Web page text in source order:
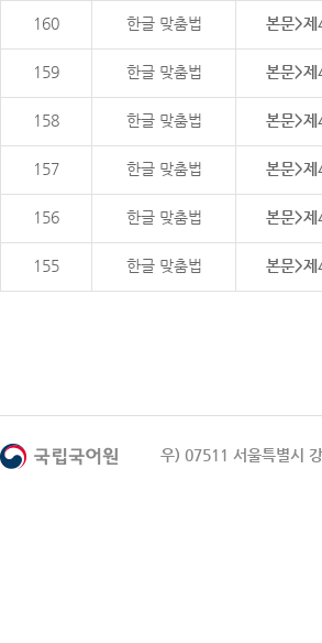
160 한글 맞춤법 본문>
159 한글 맞춤법 본문>
158 한글 맞춤법 본문>
157 한글 맞춤법 본문>
156 한글 맞춤법 본문>
155 한글 맞춤법 본문>
우) 07511 서울특별시